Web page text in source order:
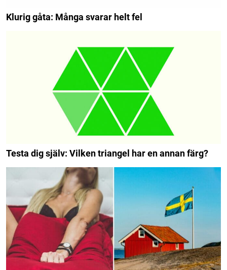
Klurig gåta: Många svarar helt fel
Testa dig själv: Vilken triangel har en annan färg?